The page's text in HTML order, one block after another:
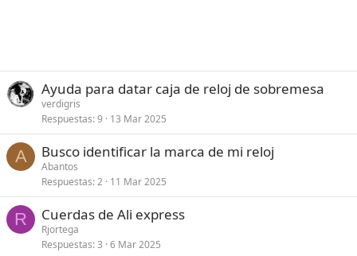
Ayuda para datar caja de reloj de sobremesa
verdigris
Respuestas 9 13 Mar 2025
A Busco identificar la marca de mi reloj
Abantos
Respuestas 2 11 Mar 2025
R Cuerdas de Ali express
Rjortega
Respuestas 3 6 Mar 2025